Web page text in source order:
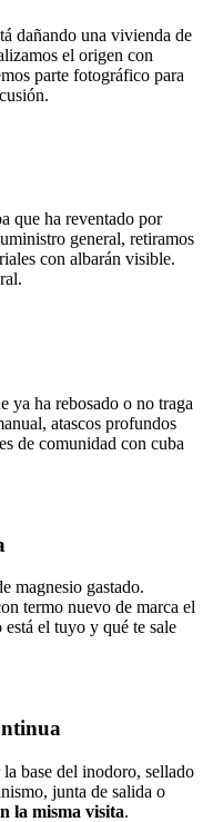
dañando una vivienda de
el origen con
parte fotográfico para
que ha reventado por
general, retiramos
con albarán visible.
ya ha rebosado o no traga
atascos profundos
de comunidad con cuba
magnesio gastado.
termo nuevo de marca el
el tuyo y qué te sale
base del inodoro, sellado
junta de salida o
la misma visita.